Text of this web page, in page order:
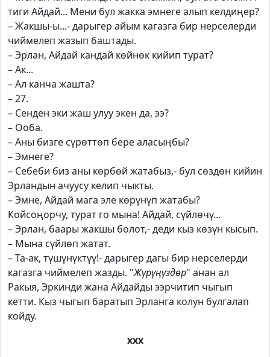
тиги Айдай... Мени бул жакка эмнеге алып келдиңер?
– Жакшы-ы...- дарыгер айым кагазга бир нерселерди
чиймелеп жазып баштады.
– Эрлан, Айдай кандай көйнөк кийип турат?
– Ак...
– Ал канча жашта?
– 27.
– Сенден эки жаш улуу экен да, ээ?
– Ооба.
– Аны бизге сүрөттөп бере аласыңбы?
– Эмнеге?
– Себеби биз аны көрбөй жатабыз,- бул сөздөн кийин
Эрландын ачуусу келип чыкты.
– Эмне, Айдай мага эле көрүнүп жатабы?
Койсоңорчу, турат го мына! Айдай, сүйлөчү...
– Эрлан, баары жакшы болот,- деди кыз көзүн кысып.
– Мына сүйлөп жатат.
– Та-ак, түшүнүктүү!- дарыгер дагы бир нерселерди
кагазга чиймелеп жазды. "Жүрүңүздөр" анан ал
Ракыя, Эркинди жана Айдайды ээрчитип чыгып
кетти. Кыз чыгып баратып Эрланга колун булгалап
койду.
ххх